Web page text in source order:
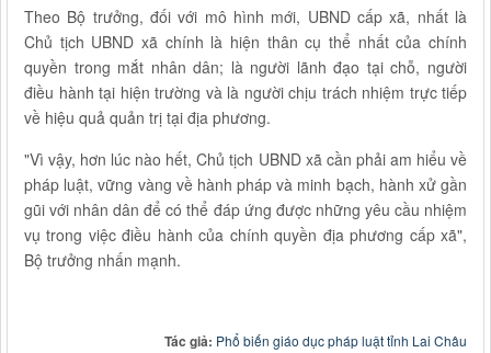
Theo Bộ trưởng, đối với mô hình mới, UBND cấp xã, nhất là
Chủ tịch UBND xã chính là hiện thân cụ thể nhất của chính
quyền trong mắt nhân dân; là người lãnh đạo tại chỗ, người
điều hành tại hiện trường và là người chịu trách nhiệm trực tiếp
về hiệu quả quản trị tại địa phương.
"Vì vậy, hơn lúc nào hết, Chủ tịch UBND xã cần phải am hiểu về
pháp luật, vững vàng về hành pháp và minh bạch, hành xử gần
gũi với nhân dân để có thể đáp ứng được những yêu cầu nhiệm
vụ trong việc điều hành của chính quyền địa phương cấp xã",
Bộ trưởng nhấn mạnh.
Tác giả: Phổ biến giáo dục pháp luật tỉnh Lai Châu